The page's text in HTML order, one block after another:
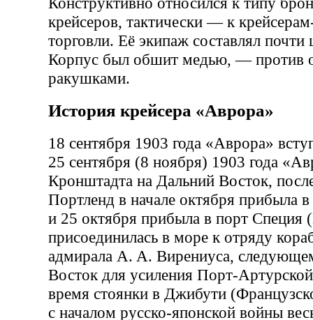
крейсеров, тактически — к
торговли. Её экипаж составлял почти
Корпус был обшит медью, — против
ракушками.
История крейсера «Аврора»
18 сентября 1903 года «Аврора»
25 сентября (8 ноября) 1903 года
Кронштадта на Дальний Восток,
Портленд в начале октября прибыла
и 25 октября прибыла в порт Специя
присоединилась в море к отряду
адмирала А. А. Вирениуса,
Восток для усиления Порт-
время стоянки в Джибути
с началом русско-японской войны